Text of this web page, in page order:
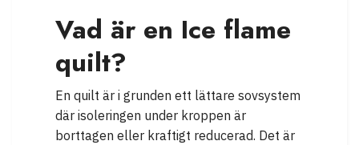
Vad är en Ice flame
quilt?
En quilt är i grunden ett lättare sovsystem
där isoleringen under kroppen är
borttagen eller kraftigt reducerad. Det är